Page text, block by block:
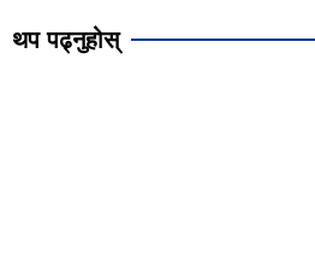
थप पढ्नुहोस्